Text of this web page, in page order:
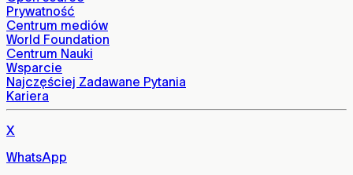
Prywatność
Centrum mediów
World Foundation
Centrum Nauki
Wsparcie
Najczęściej Zadawane Pytania
Kariera
X
WhatsApp